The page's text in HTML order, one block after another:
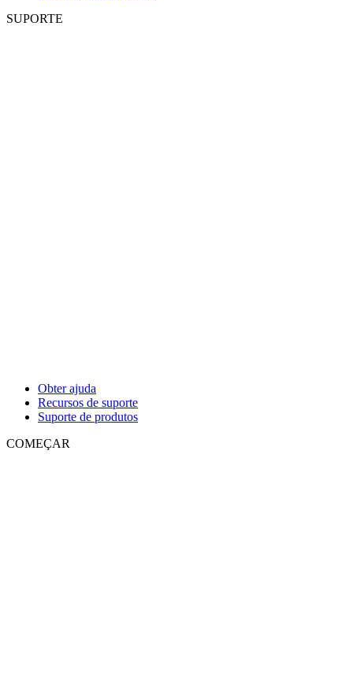
SUPORTE
Obter ajuda
Recursos de suporte
Suporte de produtos
COMEÇAR